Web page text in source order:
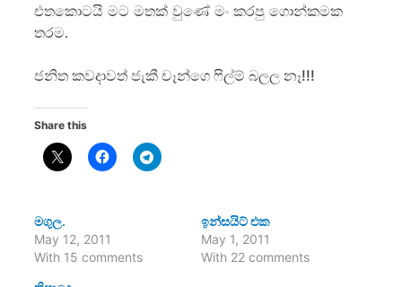
එතකොටයි මට මතක් වුණේ මං කරපු ගොන්කමක
තරම.
ජනිත කවදාවත් ජැකී චෑන්ගෙ ෆිල්ම් බලල නෑ!!!
Share this
මගුල.
May 12, 2011
With 15 comments
ඉන්සයිට් එක
May 1, 2011
With 22 comments